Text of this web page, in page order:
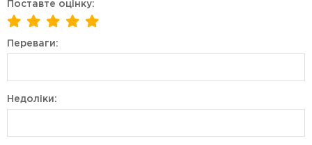
Поставте оцінку:
Переваги:
Недоліки: